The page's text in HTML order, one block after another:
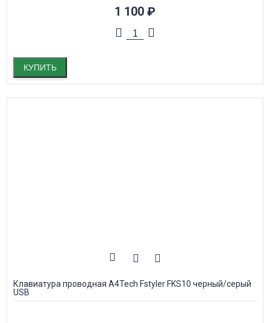
1 100 ₽
КУПИТЬ
Клавиатура проводная A4Tech Fstyler FKS10 черный/серый
USB